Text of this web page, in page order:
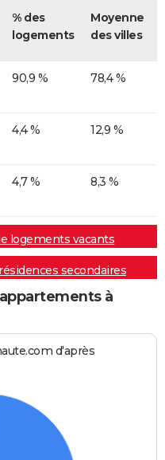
% des
logements
Moyenne
des villes
90,9 % 78,4 %
4,4 % 12,9 %
4,7 % 8,3 %
logements vacants
secondaires
à
d'après